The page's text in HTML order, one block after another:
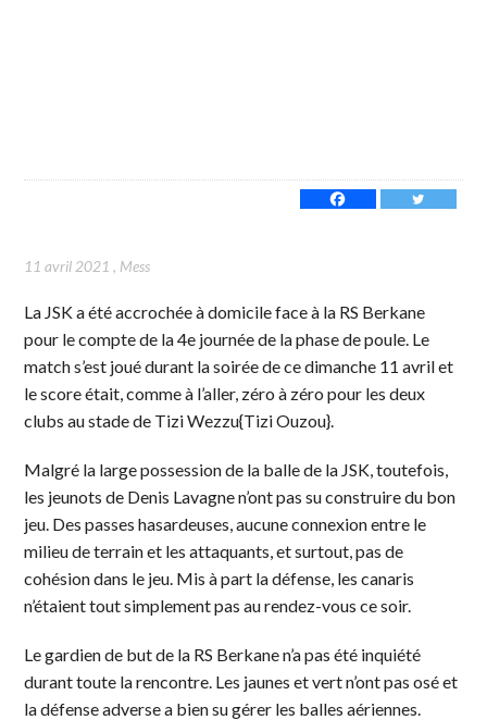
11 avril 2021 , Mess
La JSK a été accrochée à domicile face à la RS Berkane
pour le compte de la 4e journée de la phase de poule. Le
match s’est joué durant la soirée de ce dimanche 11 avril et
le score était, comme à l’aller, zéro à zéro pour les deux
clubs au stade de Tizi Wezzu{Tizi Ouzou}.
Malgré la large possession de la balle de la JSK, toutefois,
les jeunots de Denis Lavagne n’ont pas su construire du bon
jeu. Des passes hasardeuses, aucune connexion entre le
milieu de terrain et les attaquants, et surtout, pas de
cohésion dans le jeu. Mis à part la défense, les canaris
n’étaient tout simplement pas au rendez-vous ce soir.
Le gardien de but de la RS Berkane n’a pas été inquiété
durant toute la rencontre. Les jaunes et vert n’ont pas osé et
la défense adverse a bien su gérer les balles aériennes.